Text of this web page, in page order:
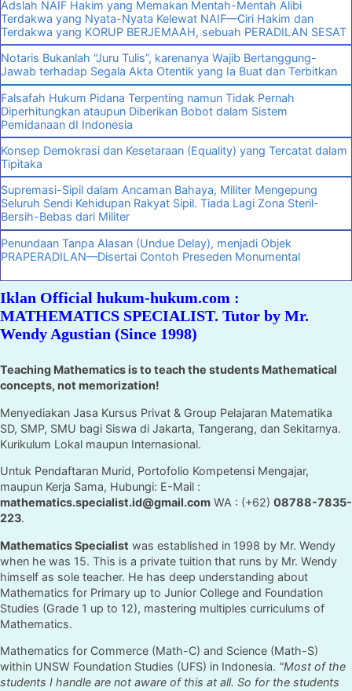
Adslah NAIF Hakim yang Memakan Mentah-Mentah Alibi
Terdakwa yang Nyata-Nyata Kelewat NAIF—Ciri Hakim dan
Terdakwa yang KORUP BERJEMAAH, sebuah PERADILAN SESAT
Notaris Bukanlah “Juru Tulis”, karenanya Wajib Bertanggung-
Jawab terhadap Segala Akta Otentik yang Ia Buat dan Terbitkan
Falsafah Hukum Pidana Terpenting namun Tidak Pernah
Diperhitungkan ataupun Diberikan Bobot dalam Sistem
Pemidanaan dI Indonesia
Konsep Demokrasi dan Kesetaraan (Equality) yang Tercatat dalam
Tipitaka
Supremasi-Sipil dalam Ancaman Bahaya, Militer Mengepung
Seluruh Sendi Kehidupan Rakyat Sipil. Tiada Lagi Zona Steril-
Bersih-Bebas dari Militer
Penundaan Tanpa Alasan (Undue Delay), menjadi Objek
PRAPERADILAN—Disertai Contoh Preseden Monumental
Iklan Official hukum-hukum.com :
MATHEMATICS SPECIALIST. Tutor by Mr.
Wendy Agustian (Since 1998)
Teaching Mathematics is to teach the students Mathematical
concepts, not memorization!
Menyediakan Jasa Kursus Privat & Group Pelajaran Matematika
SD, SMP, SMU bagi Siswa di Jakarta, Tangerang, dan Sekitarnya.
Kurikulum Lokal maupun Internasional.
Untuk Pendaftaran Murid, Portofolio Kompetensi Mengajar,
maupun Kerja Sama, Hubungi: E-Mail :
mathematics.specialist.id@gmail.com WA : (+62) 08788-7835-
223.
Mathematics Specialist was established in 1998 by Mr. Wendy
when he was 15. This is a private tuition that runs by Mr. Wendy
himself as sole teacher. He has deep understanding about
Mathematics for Primary up to Junior College and Foundation
Studies (Grade 1 up to 12), mastering multiples curriculums of
Mathematics.
Mathematics for Commerce (Math-C) and Science (Math-S)
within UNSW Foundation Studies (UFS) in Indonesia. "Most of the
students I handle are not aware of this at all. So for the students